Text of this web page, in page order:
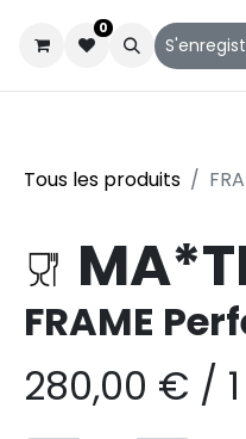
Qui sommes-nous
0
Tous les produits
FRAME
280,00 € /